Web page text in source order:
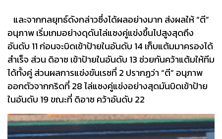
และจากกลยุทธ์ดังกล่าวซึ่งได้ผลอย่างมาก ส่งผลให้ “ตี”
อนุภาพ เริ่มเกมอย่างดุดันไล่แซงคู่แข่งขึ้นไปสูงสุดถึง
อันดับ 11 ก่อนจะบิดเข้าป้ายในอันดับ 14 เก็บแต้มมาครองได้
สำเร็จ ส่วน ดิอาซ เข้าป้ายในอันดับ 13 ช่วยกันคว้าแต้มให้ทีม
ได้ทั้งคู่ ส่วนผลการแข่งขันเรซที่ 2 ปรากฏว่า “ตี” อนุภาพ
ออกตัวจากกริดที่ 28 ไล่แซงคู่แข่งอย่างสุดมันบิดเข้าป้าย
ในอันดับ 19 ขณะที่ ดิอาซ คว้าอันดับ 22